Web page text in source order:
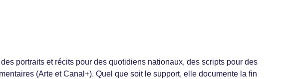
portraits et récits pour des quotidiens nationaux, des scripts pour des
(Arte et Canal+). Quel que soit le support, elle documente la fin